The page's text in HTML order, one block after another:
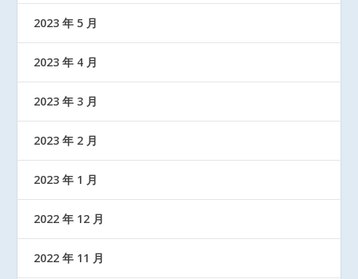
2023 年 5 月
2023 年 4 月
2023 年 3 月
2023 年 2 月
2023 年 1 月
2022 年 12 月
2022 年 11 月